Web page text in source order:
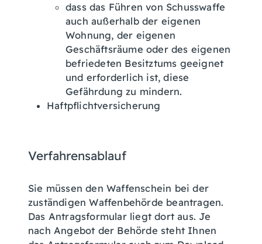
dass das Führen von Schusswaffe
auch außerhalb der eigenen
Wohnung, der eigenen
Geschäftsräume oder des eigenen
befriedeten Besitztums geeignet
und erforderlich ist, diese
Gefährdungzu mindern.
Haftpflichtversicherung
Verfahrensablauf
Sie müssen den Waffenschein bei der
zuständigen Waffenbehörde beantragen.
Das Antragsformular liegt dort aus. Je
nach Angebot der Behörde steht Ihnen